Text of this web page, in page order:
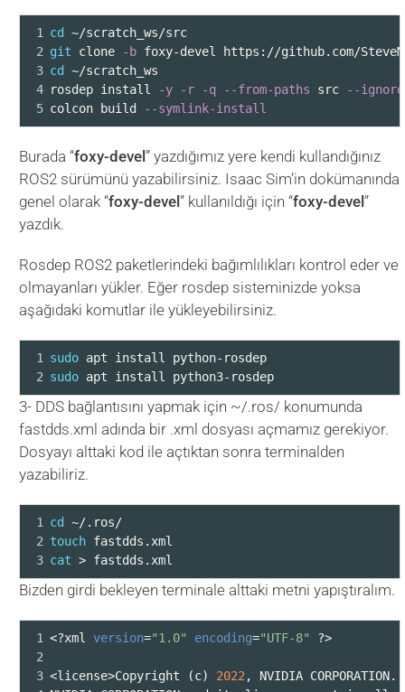
1 cd
~/scratch_ws/src
2 git clone -b foxy-devel https://github.com/
3 cd
~/scratch_ws
4 rosdep install -y -r -q --from-paths src
--
5 colcon build --symlink-install
Burada “foxy-devel” yazdığımız yere kendi kullandığınız
ROS2 sürümünü yazabilirsiniz. Isaac Sim’in dokümanında
genel olarak “foxy-devel” kullanıldığı için “foxy-devel”
yazdık.
Rosdep ROS2 paketlerindeki bağımlılıkları kontrol eder ve
olmayanları yükler. Eğer rosdep sisteminizde yoksa
aşağıdaki komutlar ile yükleyebilirsiniz.
1 sudo apt install python-rosdep
2 sudo apt install python3-rosdep
3- DDS bağlantısını yapmak için ~/.ros/ konumunda
fastdds.xml adında bir .xml dosyası açmamız gerekiyor.
Dosyayı alttaki kod ile açtıktan sonra terminalden
yazabiliriz.
1 cd
~/.ros/
2 touch fastdds.xml
3 cat > fastdds.xml
Bizden girdi bekleyen terminale alttaki metni yapıştıralım.
1 <?xml version="1.0" encoding="UTF-8"
?>
2
3 <license>Copyright (c) 2022, NVIDIA